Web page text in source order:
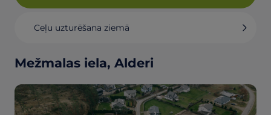
Ceļu uzturēšana ziemā
Mežmalas iela, Alderi